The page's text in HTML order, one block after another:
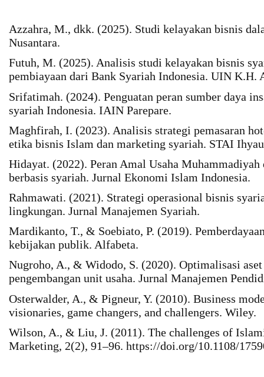
Azzahra, M., dkk. (2025). Studi kelayakan bisnis
Nusantara.
Futuh, M. (2025). Analisis studi kelayakan bisnis
pembiayaan dari Bank Syariah Indonesia. UIN K.H.
Srifatimah. (2024). Penguatan peran sumber daya
syariah Indonesia. IAIN Parepare.
Maghfirah, I. (2023). Analisis strategi pemasaran
etika bisnis Islam dan marketing syariah. STAI
Hidayat. (2022). Peran Amal Usaha
berbasis syariah. Jurnal Ekonomi Islam Indonesia.
Rahmawati. (2021). Strategi operasional bisnis
lingkungan. Jurnal Manajemen Syariah.
Mardikanto, T., & Soebiato, P. (2019).
kebijakan publik. Alfabeta.
Nugroho, A., & Widodo, S. (2020). Optimalisasi
pengembangan unit usaha. Jurnal Manajemen
Osterwalder, A., & Pigneur, Y. (2010). Business
visionaries, game changers, and challengers. Wiley.
Wilson, A., & Liu, J. (2011). The challenges of
Marketing, 2(2), 91–96. https://doi.org/10.1108/